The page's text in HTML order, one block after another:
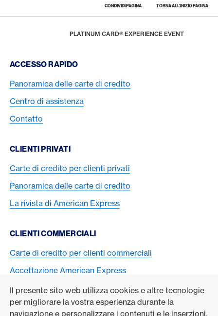
Il presente sito web utilizza cookies e altre tecnologie
per migliorare la vostra esperienza durante la
navigazione e personalizzare i contenuti e le inserzioni.
CONDIVIDI PAGINA TORNA ALL'INIZIO PAGINA
PLATINUM CARD® EXPERIENCE EVENT
Footer Navigation
ACCESSO RAPIDO
Panoramica delle carte di credito
Centro di assistenza
Contatto
CLIENTI PRIVATI
Carte di credito per clienti privati
Panoramica delle carte di credito
La rivista di American Express
CLIENTI COMMERCIALI
Carte di credito per clienti commerciali
Accettazione American Express
L’AZIENDA